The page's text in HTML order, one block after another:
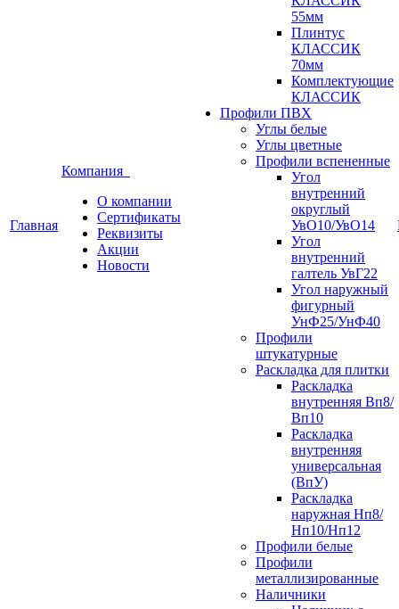
Главная
Компания
О компании
Сертификаты
Реквизиты
Акции
Новости
55мм
Плинтус
КЛАССИК
70мм
Комплектующие
КЛАССИК
Профили ПВХ
Углы белые
Углы цветные
Профили вспененные
Угол
внутренний
округлый
УвО10/УвО14
Угол
внутренний
галтель УвГ22
Угол наружный
фигурный
УнФ25/УнФ40
Профили
штукатурные
Раскладка для плитки
Раскладка
внутренняя Вп8/
Вп10
Раскладка
внутренняя
универсальная
(ВпУ)
Раскладка
наружная Нп8/
Нп10/Нп12
Профили белые
Профили
металлизированные
Наличники